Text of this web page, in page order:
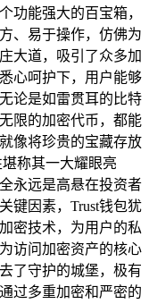
功能强大的百宝箱，
、易于操作，仿佛为
大道，吸引了众多加
心呵护下，用户能够
论是如雷贯耳的比特
限的加密代币，都能
像将珍贵的宝藏存放
称其一大耀眼亮
永远是高悬在投资者
键因素，Trust钱包犹
密技术，为用户的私
访问加密资产的核心
了守护的城堡，极有
过多重加密和严密的